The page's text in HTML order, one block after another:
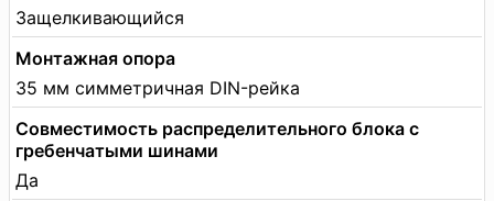
Защелкивающийся
Монтажная опора
35 мм симметричная DIN-рейка
Совместимость распределительного блока с
гребенчатыми шинами
Да